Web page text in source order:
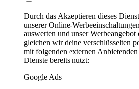
Durch das Akzeptieren dieses
unserer Online-
auswerten und unser
gleichen wir deine verschlüsselten
mit folgenden externen
Dienste bereits nutzt:
Google Ads